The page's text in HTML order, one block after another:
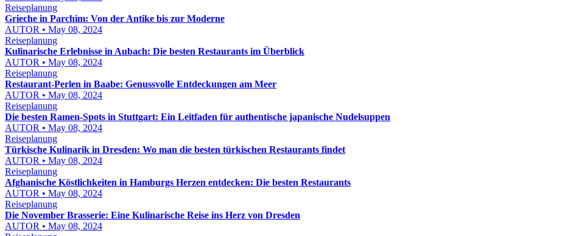
Reiseplanung
Grieche in Parchim: Von der Antike bis zur Moderne
AUTOR • May 08, 2024
Reiseplanung
Kulinarische Erlebnisse in Aubach: Die besten Restaurants im Überblick
AUTOR • May 08, 2024
Reiseplanung
Restaurant-Perlen in Baabe: Genussvolle Entdeckungen am Meer
AUTOR • May 08, 2024
Reiseplanung
Die besten Ramen-Spots in Stuttgart: Ein Leitfaden für authentische japanische Nudelsuppen
AUTOR • May 08, 2024
Reiseplanung
Türkische Kulinarik in Dresden: Wo man die besten türkischen Restaurants findet
AUTOR • May 08, 2024
Reiseplanung
Afghanische Köstlichkeiten in Hamburgs Herzen entdecken: Die besten Restaurants
AUTOR • May 08, 2024
Reiseplanung
Die November Brasserie: Eine Kulinarische Reise ins Herz von Dresden
AUTOR • May 08, 2024